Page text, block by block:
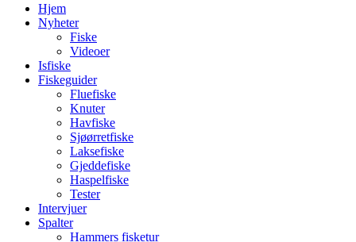
Hjem
Nyheter
Fiske
Videoer
Isfiske
Fiskeguider
Fluefiske
Knuter
Havfiske
Sjøørretfiske
Laksefiske
Gjeddefiske
Haspelfiske
Tester
Intervjuer
Spalter
Hammers fisketur